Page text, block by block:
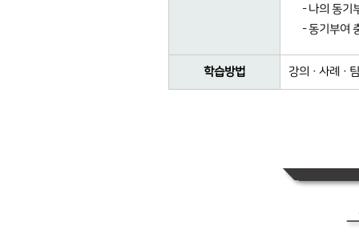
- 나의 동기
- 동기부여
학습방법 강의 · 사례 ·